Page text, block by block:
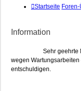
Aktive Themen
Das Team
Startseite
Information
Sehr geehrte
wegen
entschuldigen.